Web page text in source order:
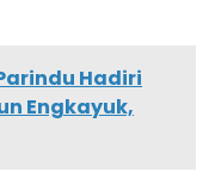
Hadiri
Engkayuk,